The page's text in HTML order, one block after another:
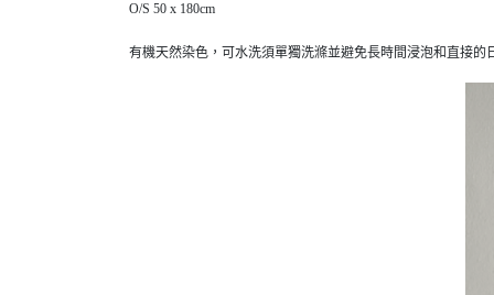
O/S 50 x 180cm
有機天然染色，可水洗須單獨洗滌並避免長時間浸泡和直接的